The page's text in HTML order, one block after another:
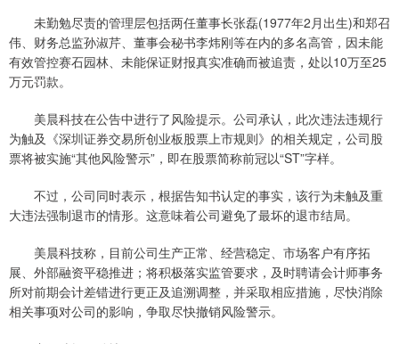
未勤勉尽责的管理层包括两任董事长张磊(1977年2月出生)和郑召
伟、财务总监孙淑芹、董事会秘书李炜刚等在内的多名高管，因未能
有效管控赛石园林、未能保证财报真实准确而被追责，处以10万至25
万元罚款。
美晨科技在公告中进行了风险提示。公司承认，此次违法违规行
为触及《深圳证券交易所创业板股票上市规则》的相关规定，公司股
票将被实施“其他风险警示”，即在股票简称前冠以“ST”字样。
不过，公司同时表示，根据告知书认定的事实，该行为未触及重
大违法强制退市的情形。这意味着公司避免了最坏的退市结局。
美晨科技称，目前公司生产正常、经营稳定、市场客户有序拓
展、外部融资平稳推进；将积极落实监管要求，及时聘请会计师事务
所对前期会计差错进行更正及追溯调整，并采取相应措施，尽快消除
相关事项对公司的影响，争取尽快撤销风险警示。